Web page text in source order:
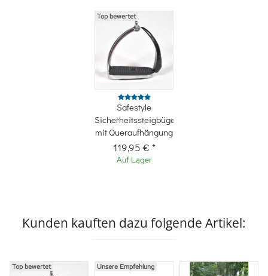
Top bewertet
Safestyle
Sicherheitssteigbügel
mit Queraufhängung
119,95 € *
Auf Lager
Kunden kauften dazu folgende Artikel:
Top bewertet Unsere Empfehlung